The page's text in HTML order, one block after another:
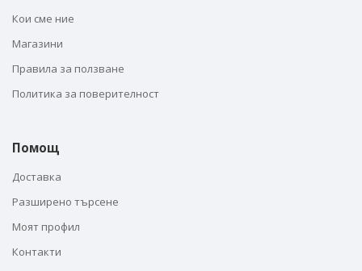
Кои сме ние
Магазини
Правила за ползване
Политика за поверителност
Помощ
Доставка
Разширено търсене
Моят профил
Контакти